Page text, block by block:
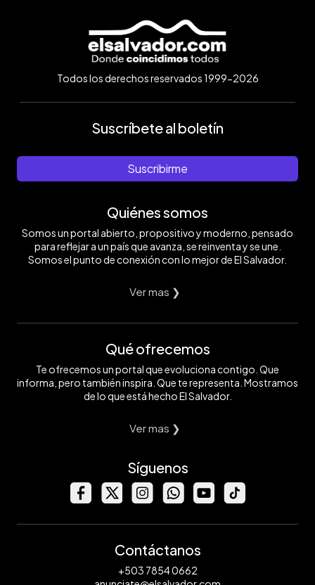
Todos los derechos reservados 1999-2026
Suscríbete al boletín
Suscribirme
Quiénes somos
Somos un portal abierto, propositivo y moderno, pensado
para reflejar a un país que avanza, se reinventa y se une.
Somos el punto de conexión con lo mejor de El Salvador.
Ver mas ❯
Qué ofrecemos
Te ofrecemos un portal que evoluciona contigo. Que
informa, pero también inspira. Que te representa. Mostramos
de lo que está hecho El Salvador.
Ver mas ❯
Síguenos
Contáctanos
+503 7854 0662